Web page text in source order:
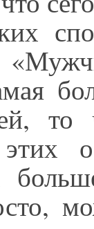
то